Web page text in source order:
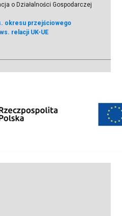
o Działalności Gospodarczej
okresu przejściowego
relacji UK-UE